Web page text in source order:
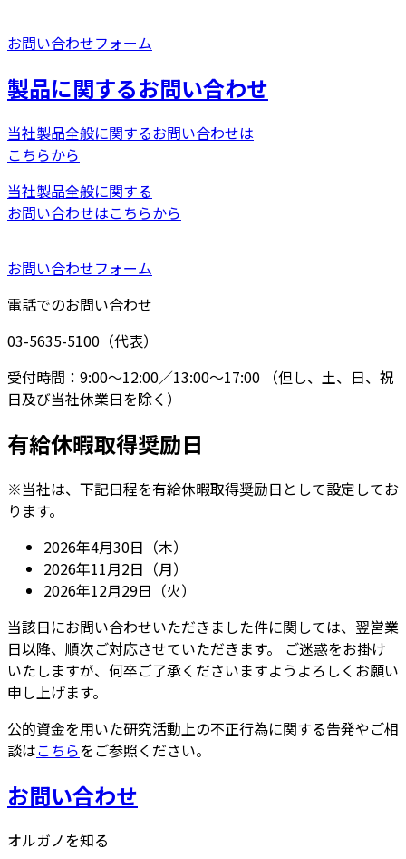
お問い合わせフォーム
製品に関するお問い合わせ
当社製品全般に関するお問い合わせは
こちらから
当社製品全般に関する
お問い合わせはこちらから
お問い合わせフォーム
電話でのお問い合わせ
03-5635-5100 （代表）
受付時間：9:00～12:00／13:00～17:00 （但し、土、日、祝
日及び当社休業日を除く）
有給休暇取得奨励日
※当社は、下記日程を有給休暇取得奨励日として設定してお
ります。
2026年4月30日（木）
2026年11月2日（月）
2026年12月29日（火）
当該日にお問い合わせいただきました件に関しては、翌営業
日以降、順次ご対応させていただきます。 ご迷惑をお掛け
いたしますが、何卒ご了承くださいますようよろしくお願い
申し上げます。
公的資金を用いた研究活動上の不正行為に関する告発やご相
談はこちらをご参照ください。
お問い合わせ
オルガノを知る